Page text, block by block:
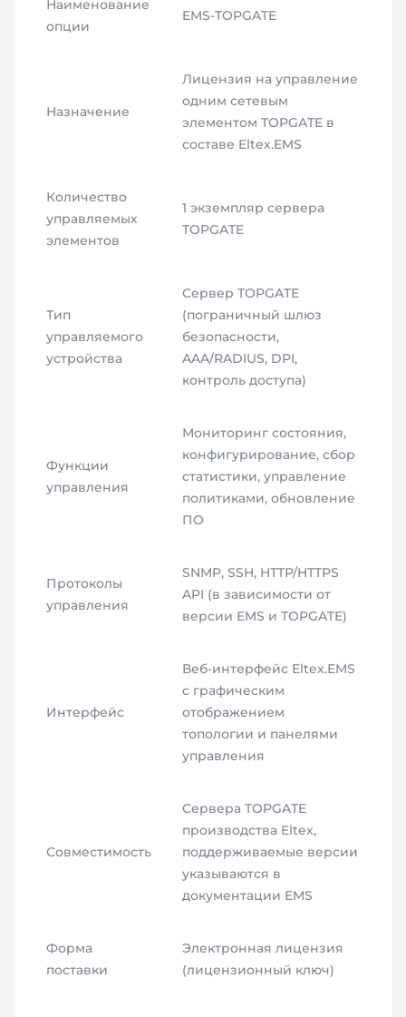
Наименование
опции
EMS-TOPGATE
Назначение
Лицензия на управление
одним сетевым
элементом TOPGATE в
составе Eltex.EMS
Количество
управляемых
элементов
1 экземпляр сервера
TOPGATE
Тип
управляемого
устройства
Сервер TOPGATE
(пограничный шлюз
безопасности,
AAA/RADIUS, DPI,
контроль доступа)
Функции
управления
Мониторинг состояния,
конфигурирование, сбор
статистики, управление
политиками, обновление
ПО
Протоколы
управления
SNMP, SSH, HTTP/HTTPS
API (в зависимости от
версии EMS и TOPGATE)
Интерфейс
Веб-интерфейс Eltex.EMS
с графическим
отображением
топологии и панелями
управления
Совместимость
Сервера TOPGATE
производства Eltex,
поддерживаемые версии
указываются в
документации EMS
Форма
поставки
Электронная лицензия
(лицензионный ключ)